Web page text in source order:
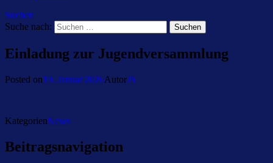
Suchen
Suche nach:
Einladung zur Jugendversammlung
Posted on19. Januar 2026AutorJS
KategorienNews
Beitragsnavigation